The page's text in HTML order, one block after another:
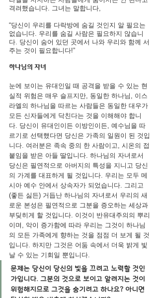
격려했습니다. 그녀는 말합니다,
“당신이 우리를 다락방에 숨길 것인지 알 필요는
없습니다. 우리를 숨길 사람은 필요하지 않습니
다. 당신이 숨어 있던 곳에서 나와 우리와 함께 서
주는 것이 필요합니다!”
하나님의 자녀
눈에 보이는 유대인일 때 공격을 받을 수 있는 현
실적 위험은 매우 슬프지만, 동일한 하나님, 이스
라엘의 하나님을 따르는 사람들은 동일한 대우가
모든 신자들에게 닥친다는 것을 이해해야 합니
다. 당신이 유대인이든 이방인이든, 예수님을 따
르기로 선택했다면 당신은 가족의 일원이 된 것입
니다. 여러분은 족속 중의 한 사람이고, 시온의 접
붙임을 받은 아들 딸입니다. 하나님의 자녀로서
당신은 필연적으로 아버지의 특성을 지니고 당신
의 가계를 대표하게 될 것입니다. 우리는 모두 메
시아 예수 안에서 상속자가 되었습니다. 그리고
(좋든 싫든) 거듭난 하나님의 자녀로서 우리의 새
로운 본성은 필연적으로 그분을 증오하는 세상과
부딪히게 할 것입니다. 이것이 반유대주의의 뿌리
이며, 악이 증가함에 따라 우리는 그것이 하나님
의 모든 가족에게 향하는 것을 점점 더 보게 될 것
입니다. 하지만 그것은 어둠 속에서 더욱 밝게 빛
날 수 있는 기회일 뿐입니다.
문제는 당신이 당신의 빛을 끄려고 노력할 것인
가입니다. 그분의 것으로 보이고 알려지는 것이
위험해지므로 그것을 숨기려고 하나요? 아니면